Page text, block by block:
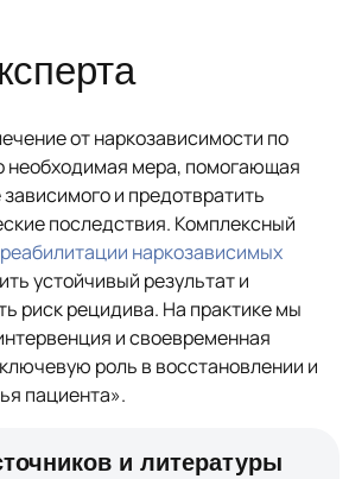
от наркозависимости по
необходимая мера, помогающая
и предотвратить
последствия. Комплексный
реабилитации наркозависимых
устойчивый результат и
риск рецидива. На практике мы
и своевременная
роль в восстановлении и
пациента».
и литературы